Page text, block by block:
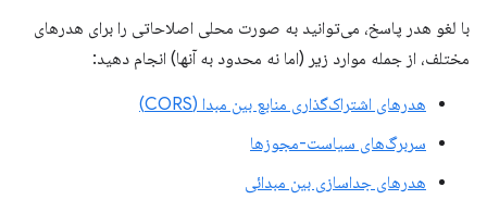
با لغو هدر پاسخ، می‌توانید به صورت محلی اصلاحاتی را برای هدرهای
مختلف، از جمله موارد زیر (اما نه محدود به آنها) انجام دهید:
هدرهای اشتراک‌گذاری منابع بین مبدا (CORS)
سربرگ‌های سیاست-مجوزها
هدرهای جداسازی بین مبدائی